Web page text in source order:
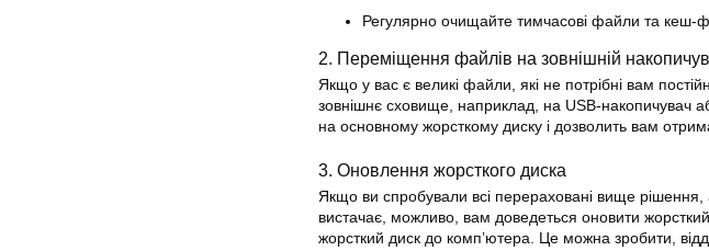
Регулярно очищайте тимчасові файли та кеш-
2. Переміщення файлів на зовнішній
Якщо у вас є великі файли, які не потрібні вам
зовнішнє сховище, наприклад, на USB-накопичувач
на основному жорсткому диску і дозволить вам
3. Оновлення жорсткого диска
Якщо ви спробували всі перераховані вище
вистачає, можливо, вам доведеться оновити
жорсткий диск до комп’ютера. Це можна зробити,